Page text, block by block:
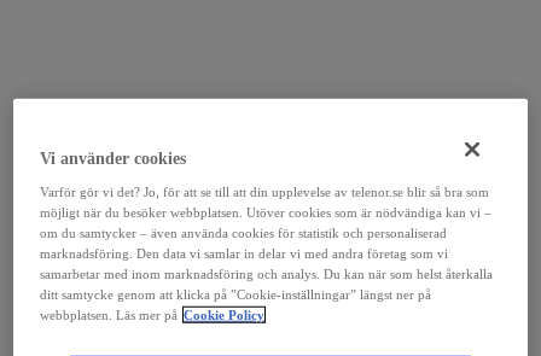
Vi använder cookies
Varför gör vi det? Jo, för att se till att din upplevelse av telenor.se blir så bra som
möjligt när du besöker webbplatsen. Utöver cookies som är nödvändiga kan vi –
om du samtycker – även använda cookies för statistik och personaliserad
marknadsföring. Den data vi samlar in delar vi med andra företag som vi
samarbetar med inom marknadsföring och analys. Du kan när som helst återkalla
ditt samtycke genom att klicka på ”Cookie-inställningar” längst ner på
webbplatsen. Läs mer på Cookie Policy